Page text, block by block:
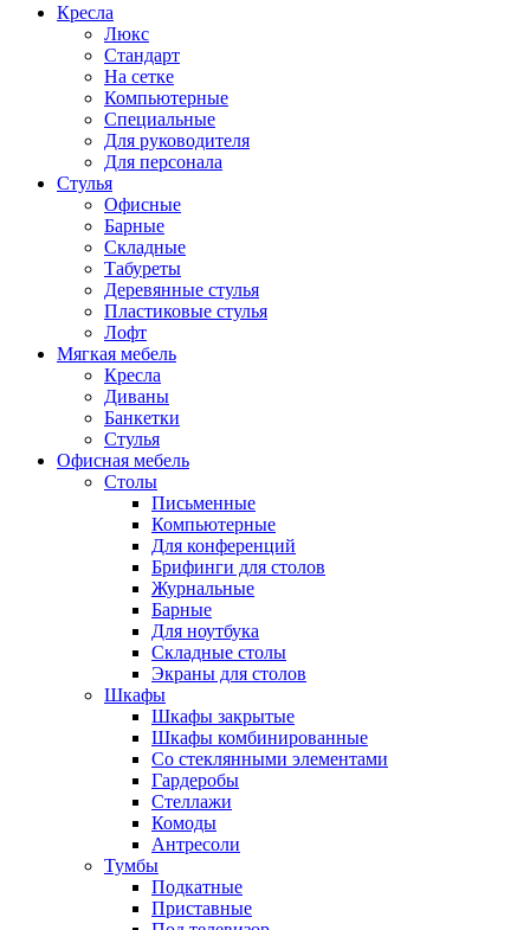
Кресла
Люкс
Стандарт
На сетке
Компьютерные
Специальные
Для руководителя
Для персонала
Стулья
Офисные
Барные
Складные
Табуреты
Деревянные стулья
Пластиковые стулья
Лофт
Мягкая мебель
Кресла
Диваны
Банкетки
Стулья
Офисная мебель
Столы
Письменные
Компьютерные
Для конференций
Брифинги для столов
Журнальные
Барные
Для ноутбука
Складные столы
Экраны для столов
Шкафы
Шкафы закрытые
Шкафы комбинированные
Со стеклянными элементами
Гардеробы
Стеллажи
Комоды
Антресоли
Тумбы
Подкатные
Приставные